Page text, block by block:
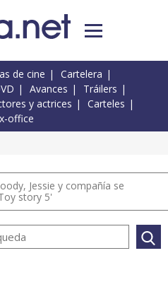
de cine
Cartelera
Avances
Tráilers
y actrices
Carteles
office
Jessie y compañía se
story 5'